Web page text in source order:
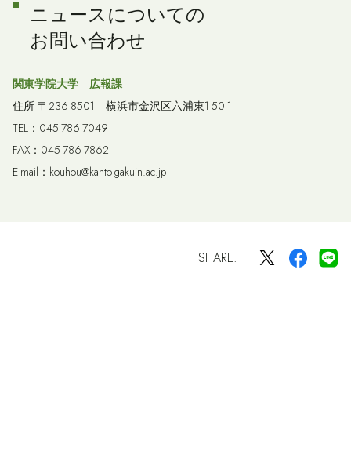
ニュースについての
お問い合わせ
関東学院大学 広報課
住所 〒236-8501 横浜市金沢区六浦東1-50-1
TEL：045-786-7049
FAX：045-786-7862
E-mail：kouhou@kanto-gakuin.ac.jp
SHARE: